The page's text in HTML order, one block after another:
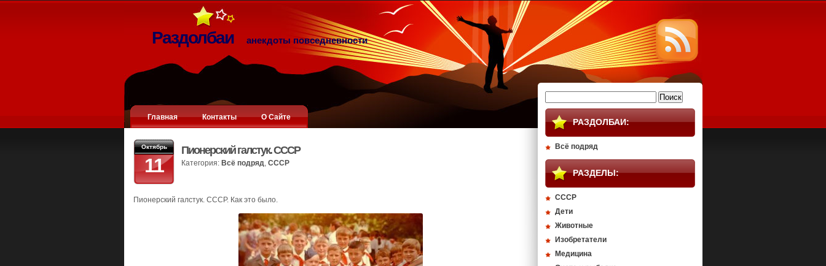
Раздолбаи анекдоты повседневности
Главная Контакты О Сайте
Октябрь
11
Пионерский галстук. СССР
Категория: Всё подряд, СССР
Пионерский галстук. СССР. Как это было.
РАЗДОЛБАИ:
Всё подряд
РАЗДЕЛЫ:
СССР
Дети
Животные
Изобретатели
Медицина